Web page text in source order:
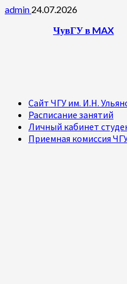
admin 24.07.2026
ЧувГУ в MAX
Сайт ЧГУ им. И.Н.
Расписание занятий
Личный кабинет
Приемная комиссия